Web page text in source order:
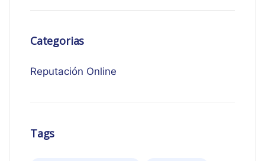
Categorias
Reputación Online
Tags